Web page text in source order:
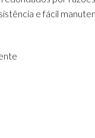
e fácil